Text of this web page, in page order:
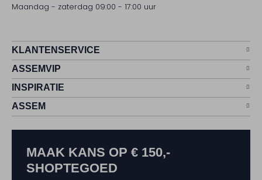
Maandag - zaterdag 09:00 - 17:00 uur
KLANTENSERVICE
ASSEMVIP
INSPIRATIE
ASSEM
MAAK KANS OP € 150,-
SHOPTEGOED